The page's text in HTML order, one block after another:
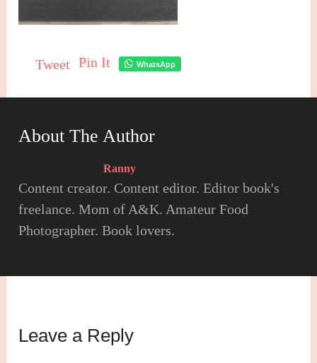
Tweet Pin It WhatsApp
About The Author
Ranny
Content creator. Content editor. Editor book's
freelance. Mom of A&K. Amateur Food
Photographer. Book lovers.
Leave a Reply